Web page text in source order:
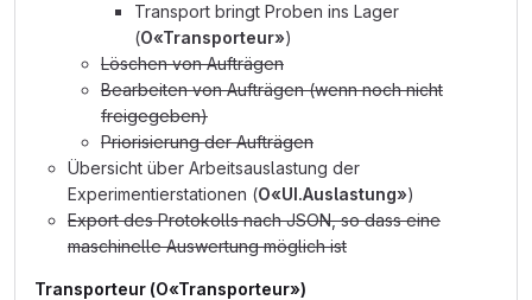
Transport bringt Proben ins Lager
(O«Transporteur»)
Löschen von Aufträgen
Bearbeiten von Aufträgen (wenn noch nicht
freigegeben)
Priorisierung der Aufträgen
Übersicht über Arbeitsauslastung der
Experimentierstationen (O«UI.Auslastung»)
Export des Protokolls nach JSON, so dass eine
maschinelle Auswertung möglich ist
Transporteur (O«Transporteur»)